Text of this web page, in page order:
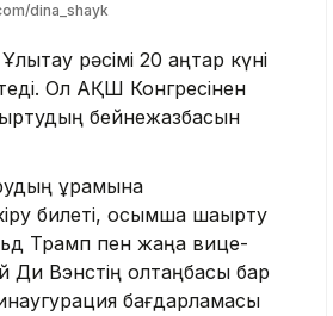
dina_shayk
рәсімі 20 қаңтар күні
Ол АҚШ Конгресінен
бейнежазбасын
құрамына
билеті, қосымша шақырту
Трамп пен жаңа вице-
Вэнстің қолтаңбасы бар
бағдарламасы